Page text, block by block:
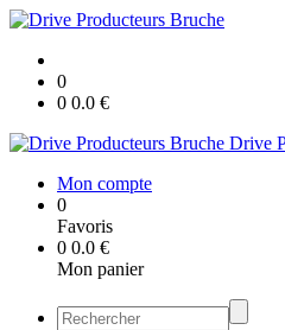
0
0 0.0 €
Drive
Mon compte
0
Favoris
0 0.0 €
Mon panier